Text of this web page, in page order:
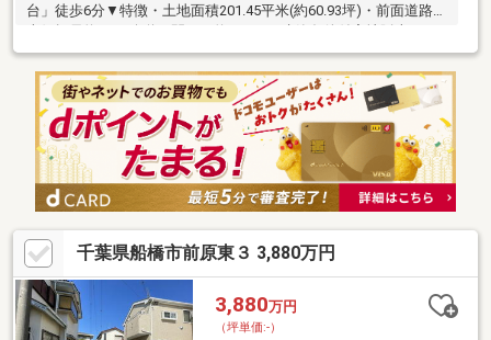
台」徒歩6分▼特徴・土地面積201.45平米(約60.93坪)・前面道路は
ありません・お好きなハウスメーカー・工務店で建築可能・現況
古家有、詳細はお問い合わせください▼周辺環境・ヨークフーズ
咲が丘店 徒歩8分(約620m)・船橋市立三咲小学校 徒歩8分(約
590m)・ローソン船橋二和東五丁目店 徒歩3分(約180m)■ ご希望
の住まい探しをお手伝いします ━━━━━・・・物件の詳細・ご
相談はお気軽にお問い合わせください。
千葉県船橋市前原東３ 3,880万円
3,880万円
（坪単価:-）